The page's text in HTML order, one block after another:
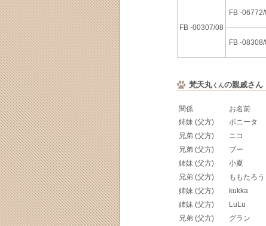
FB -00307/08
FB -
FB -
梵天丸くんの親戚さん
関係 お名前
姉妹 (父方)
ボニータ
兄弟 (父方) ニコ
兄弟 (父方) ブー
姉妹 (父方) 小夏
兄弟 (父方) ももたろう
姉妹 (父方) kukka
姉妹 (父方) LuLu
兄弟 (父方) グラン